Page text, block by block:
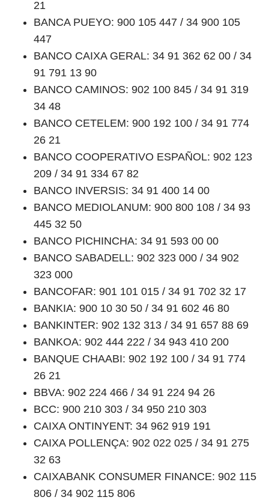
21
BANCA PUEYO: 900 105 447 / 34 900 105
447
BANCO CAIXA GERAL: 34 91 362 62 00 / 34
91 791 13 90
BANCO CAMINOS: 902 100 845 / 34 91 319
34 48
BANCO CETELEM: 900 192 100 / 34 91 774
26 21
BANCO COOPERATIVO ESPAÑOL: 902 123
209 / 34 91 334 67 82
BANCO INVERSIS: 34 91 400 14 00
BANCO MEDIOLANUM: 900 800 108 / 34 93
445 32 50
BANCO PICHINCHA: 34 91 593 00 00
BANCO SABADELL: 902 323 000 / 34 902
323 000
BANCOFAR: 901 101 015 / 34 91 702 32 17
BANKIA: 900 10 30 50 / 34 91 602 46 80
BANKINTER: 902 132 313 / 34 91 657 88 69
BANKOA: 902 444 222 / 34 943 410 200
BANQUE CHAABI: 902 192 100 / 34 91 774
26 21
BBVA: 902 224 466 / 34 91 224 94 26
BCC: 900 210 303 / 34 950 210 303
CAIXA ONTINYENT: 34 962 919 191
CAIXA POLLENÇA: 902 022 025 / 34 91 275
32 63
CAIXABANK CONSUMER FINANCE: 902 115
806 / 34 902 115 806